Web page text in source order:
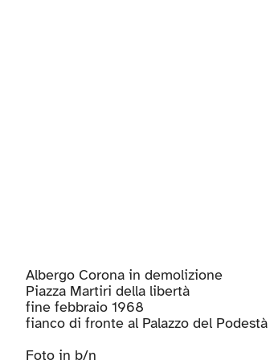
Albergo Corona in demolizione
Piazza Martiri della libertà
fine febbraio 1968
fianco di fronte al Palazzo del
Foto in b/n